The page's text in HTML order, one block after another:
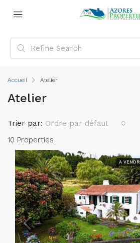
Accueil Atelier
Atelier
10 Properties
Trier par: Ordre par défaut
A